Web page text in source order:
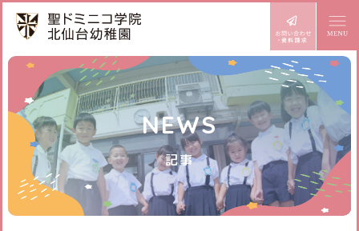
ドミニコの魅力
園長より
めざす子ども像
年齢別活動
幼稚園での生活
1日の流れ
課外教室
施設設備
NEWS
記事